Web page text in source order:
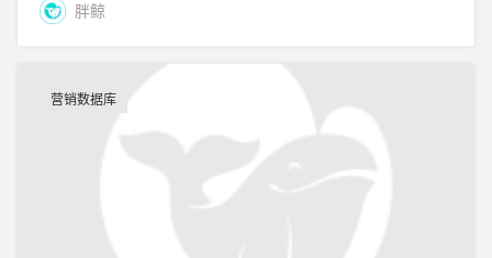
胖鲸
营销数据库